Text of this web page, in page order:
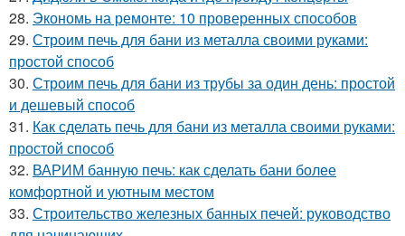
28. Экономь на ремонте: 10 проверенных способов
29. Строим печь для бани из металла своими руками:
простой способ
30. Строим печь для бани из трубы за один день: простой
и дешевый способ
31. Как сделать печь для бани из металла своими руками:
простой способ
32. ВАРИМ банную печь: как сделать бани более
комфортной и уютным местом
33. Строительство железных банных печей: руководство